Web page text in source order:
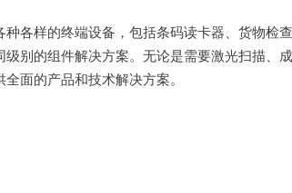
种各样的终端设备，包括条码读卡器、货物检
级别的组件解决方案。无论是需要激光扫描、
面的产品和技术解决方案。